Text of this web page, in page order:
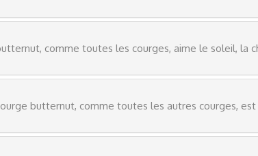
comme toutes les courges, aime le soleil, la
butternut, comme toutes les autres courges,